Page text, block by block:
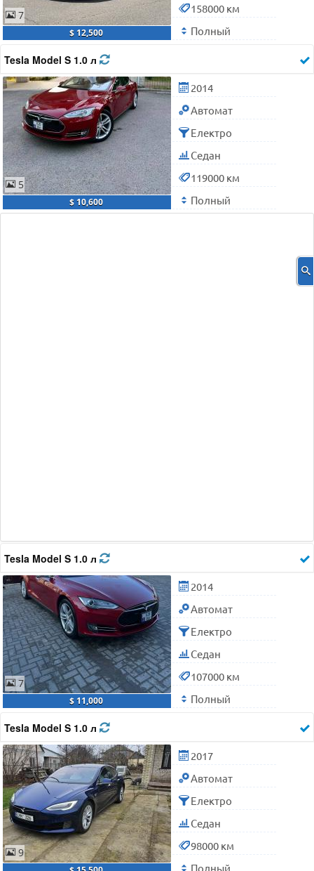
7
$ 12,500
158000 км
Полный
Tesla Model S 1.0 л
5
$ 10,600
2014
Автомат
Електро
Седан
119000 км
Полный
Tesla Model S 1.0 л
7
$ 11,000
2014
Автомат
Електро
Седан
107000 км
Полный
Tesla Model S 1.0 л
9
2017
Автомат
Електро
Седан
98000 км
Полный